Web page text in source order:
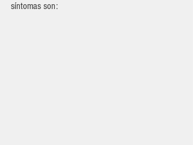
síntomas son: